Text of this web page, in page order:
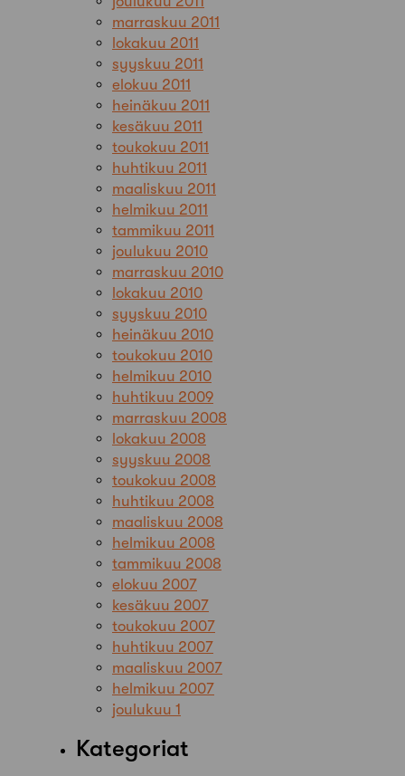
marraskuu 2011
lokakuu 2011
syyskuu 2011
elokuu 2011
heinäkuu 2011
kesäkuu 2011
toukokuu 2011
huhtikuu 2011
maaliskuu 2011
helmikuu 2011
tammikuu 2011
joulukuu 2010
marraskuu 2010
lokakuu 2010
syyskuu 2010
heinäkuu 2010
toukokuu 2010
helmikuu 2010
huhtikuu 2009
marraskuu 2008
lokakuu 2008
syyskuu 2008
toukokuu 2008
huhtikuu 2008
maaliskuu 2008
helmikuu 2008
tammikuu 2008
elokuu 2007
kesäkuu 2007
toukokuu 2007
huhtikuu 2007
maaliskuu 2007
helmikuu 2007
joulukuu 1
Kategoriat